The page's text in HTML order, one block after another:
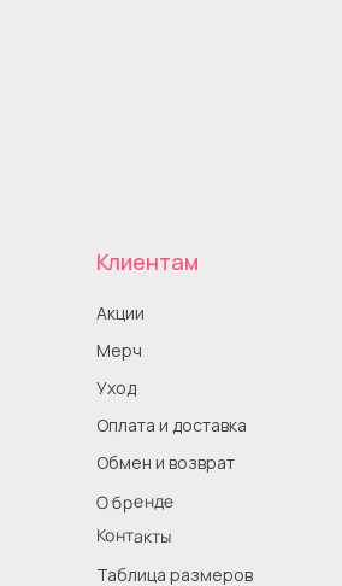
Клиентам
Оплата и доставка
Обмен и возврат
О бренде
Контакты
Акции
Таблица размеров
Уход
Мерч